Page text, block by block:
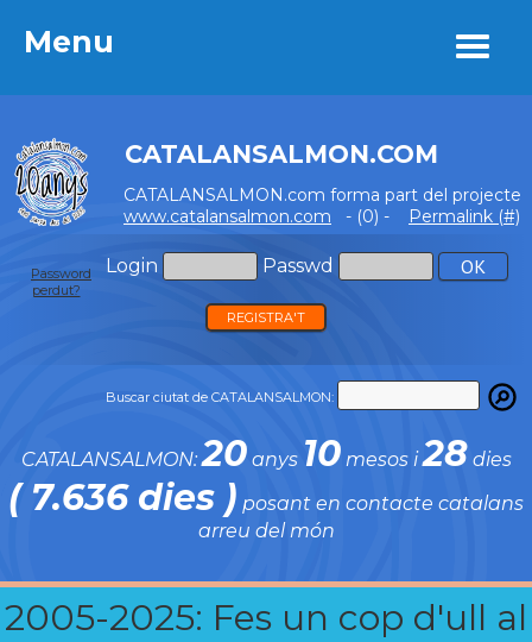
Menu
CATALANSALMON.COM
CATALANSALMON.com forma part del projecte
www.catalansalmon.com - (0) - Permalink (#)
Login Passwd
Password
perdut?
REGISTRA'T
Buscar ciutat de CATALANSALMON:
CATALANSALMON:20anys 10mesos i28 dies
( 7.636 dies ) posant en contacte catalans
arreu del món
2005-2025: Fes un cop d'ull al
Menu